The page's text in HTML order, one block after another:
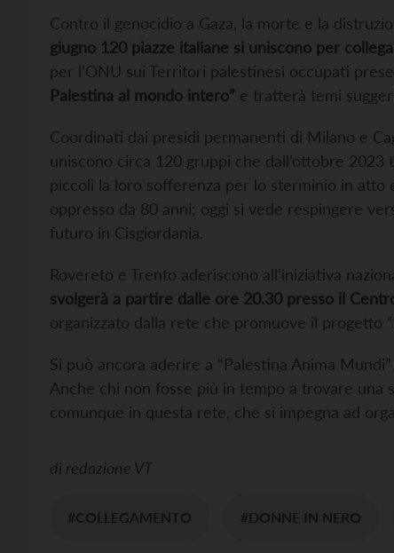
Contro il genocidio a Gaza, la morte e la
giugno 120 piazze italiane si uniscono per
per l’ONU sui Territori palestinesi occupati
Palestina al mondo intero” e tratterà temi
Coordinati dai presidi permanenti di Milano e
uniscono circa 120 gruppi che dall’ottobre
piccoli la loro sofferenza per lo sterminio in
oppresso da 80 anni; oggi si vede respingere
futuro in Cisgiordania.
Rovereto e Trento aderiscono all’iniziativa
svolgerà a partire dalle ore 20.30 presso il
organizzato dalla rete che promuove il progetto
Si può ancora aderire a “Palestina Anima
Anche chi non fosse più in tempo a trovare una
comunque in questa rete, che si impegna ad
di redazione VT
#COLLEGAMENTO #DONNE IN NERO